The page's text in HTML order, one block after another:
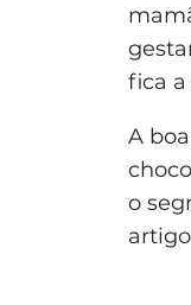
fica a
A
o